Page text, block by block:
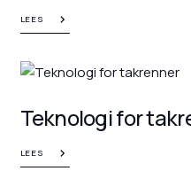
LEES
Teknologi for
LEES